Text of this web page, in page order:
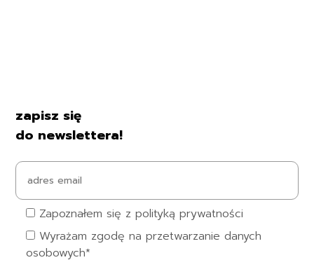
zapisz się
do newslettera!
Zapoznałem się z polityką prywatności
Wyrażam zgodę na przetwarzanie danych
osobowych*